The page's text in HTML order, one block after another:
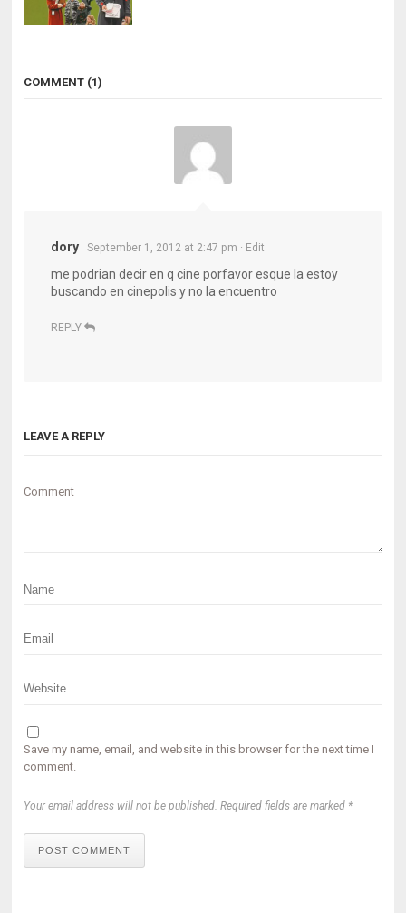
COMMENT (1)
dory September 1, 2012 at 2:47 pm · Edit
me podrian decir en q cine porfavor esque la estoy
buscando en cinepolis y no la encuentro
REPLY
LEAVE A REPLY
Comment
Save my name, email, and website in this browser for the next time I
comment.
Your email address will not be published. Required fields are marked *
POST COMMENT